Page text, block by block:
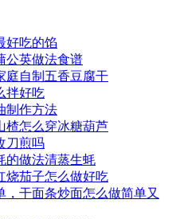
好吃的馅
公英做法食谱
庭自制五香豆腐干
拌好吃
制作方法
楂怎么穿冰糖葫芦
刀煎吗
的做法清蒸生蚝
烧茄子怎么做好吃
干面条炒面怎么做简单又